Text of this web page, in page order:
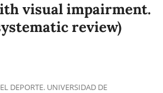
visual impairment.
review)
DEPORTE. UNIVERSIDAD DE